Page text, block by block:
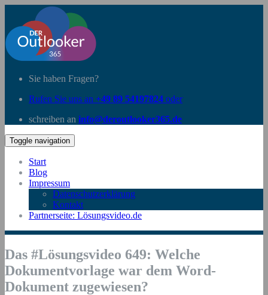
Sie haben Fragen?
Rufen Sie uns an +49 89 54197824 oder
schreiben an info@deroutlooker365.de
Toggle navigation
Start
Blog
Impressum
Datenschutzerklärung
Kontakt
Partnerseite: Lösungsvideo.de
Das #Lösungsvideo 649: Welche
Dokumentvorlage war dem Word-
Dokument zugewiesen?